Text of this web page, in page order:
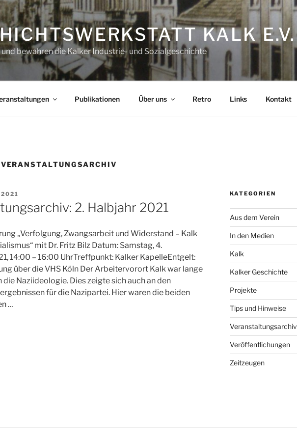
KALK E.V.
bewahren die Kalker Industrie- und Sozialgeschichte
Publikationen Über uns Retro Links Kontakt
VERANSTALTUNGSARCHIV
2021
2. Halbjahr 2021
„Verfolgung, Zwangsarbeit und Widerstand – Kalk
mit Dr. Fritz Bilz Datum: Samstag, 4.
14:00 – 16:00 UhrTreffpunkt: Kalker KapelleEntgelt:
über die VHS Köln Der Arbeitervorort Kalk war lange
die Naziideologie. Dies zeigte sich auch an den
für die Nazipartei. Hier waren die beiden
…
KATEGORIEN
Aus dem Verein
In den Medien
Kalk
Kalker Geschichte
Projekte
Tips und Hinweise
Veranstaltungsarchiv
Veröffentlichungen
Zeitzeugen